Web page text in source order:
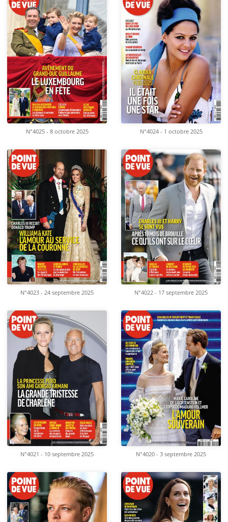
N°4025 - 8 octobre 2025 N°4024 - 1 octobre 2025
N°4023 - 24 septembre 2025 N°4022 - 17 septembre 2025
N°4021 - 10 septembre 2025 N°4020 - 3 septembre 2025